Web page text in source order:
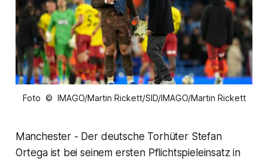
Foto © IMAGO/Martin Rickett/SID/IMAGO/Martin Rickett
Manchester - Der deutsche Torhüter Stefan
Ortega ist bei seinem ersten Pflichtspieleinsatz in